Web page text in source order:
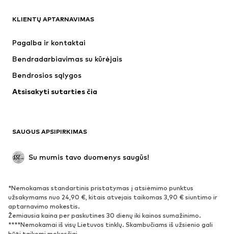
Naujienos
Apatiniai
Paltai
Proginiai
Išskirtiniai
BATAI
Naujienos
Sportbačiai
Aulinukai
KLIENTŲ APTARNAVIMAS
Pagalba ir kontaktai
Bendradarbiavimas su kūrėjais
Bendrosios sąlygos
Atsisakyti sutarties čia
SAUGUS APSIPIRKIMAS
Su mumis tavo duomenys saugūs!
*Nemokamas standartinis pristatymas į atsiėmimo punktus
užsakymams nuo 24,90 €, kitais atvejais taikomas 3,90 € siuntimo ir
aptarnavimo mokestis.
Žemiausia kaina per paskutines 30 dienų iki kainos sumažinimo.
****Nemokamai iš visų Lietuvos tinklų. Skambučiams iš užsienio gali